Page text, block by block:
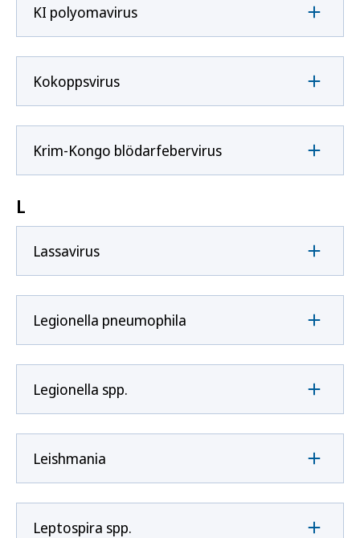
KI polyomavirus
Kokoppsvirus
Krim-Kongo blödarfebervirus
L
Lassavirus
Legionella pneumophila
Legionella spp.
Leishmania
Leptospira spp.